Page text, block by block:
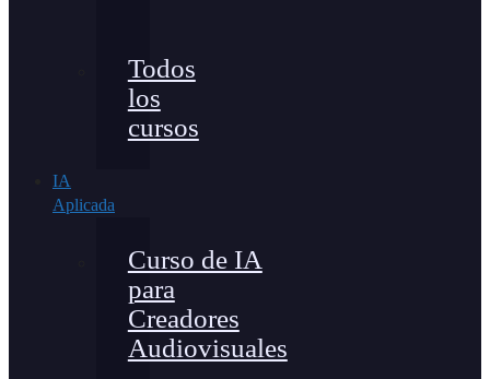
Todos
los
cursos
IA
Aplicada
Curso de IA
para
Creadores
Audiovisuales